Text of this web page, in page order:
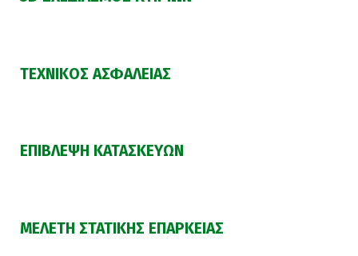
ΤΕΧΝΙΚΟΣ ΑΣΦΑΛΕΙΑΣ
ΕΠΙΒΛΕΨΗ ΚΑΤΑΣΚΕΥΩΝ
ΜΕΛΕΤΗ ΣΤΑΤΙΚΗΣ ΕΠΑΡΚΕΙΑΣ